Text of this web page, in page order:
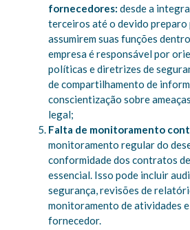
fornecedores: desde a
terceiros até o devido preparo
assumirem suas funções
empresa é responsável por
políticas e diretrizes de
de compartilhamento de
conscientização sobre
legal;
Falta de monitoramento
monitoramento regular do
conformidade dos contratos
essencial. Isso pode incluir
segurança, revisões de
monitoramento de atividades
fornecedor.